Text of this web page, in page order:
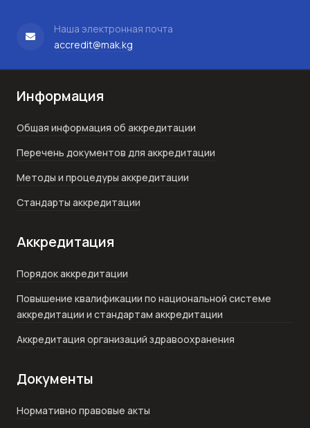
Наша электронная почта
accredit@mak.kg
Информация
Общая информация об аккредитации
Перечень документов для аккредитации
Методы и процедуры аккредитации
Стандарты аккредитации
Аккредитация
Порядок аккредитации
Повышение квалификации по национальной системе
аккредитации и стандартам аккредитации
Аккредитация организаций здравоохранения
Документы
Нормативно правовые акты